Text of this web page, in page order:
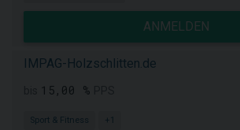
ANMELDEN
IMPAG-Holzschlitten.de
15,00 %
Sport & Fitness +1